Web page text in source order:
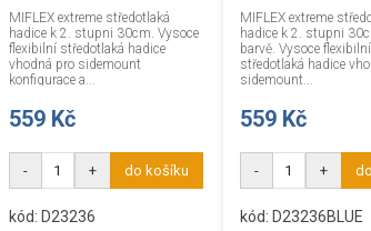
MIFLEX extreme středotlaká
hadice k 2. stupni 30cm. Vysoce
flexibilní středotlaká hadice
vhodná pro sidemount
konfigurace a...
559 Kč
- + do košíku
kód: D23236
MIFLEX extreme
hadice k 2. stupni
barvě. Vysoce flexibilní
středotlaká hadice
sidemount...
559 Kč
- +
kód: D23236BLUE